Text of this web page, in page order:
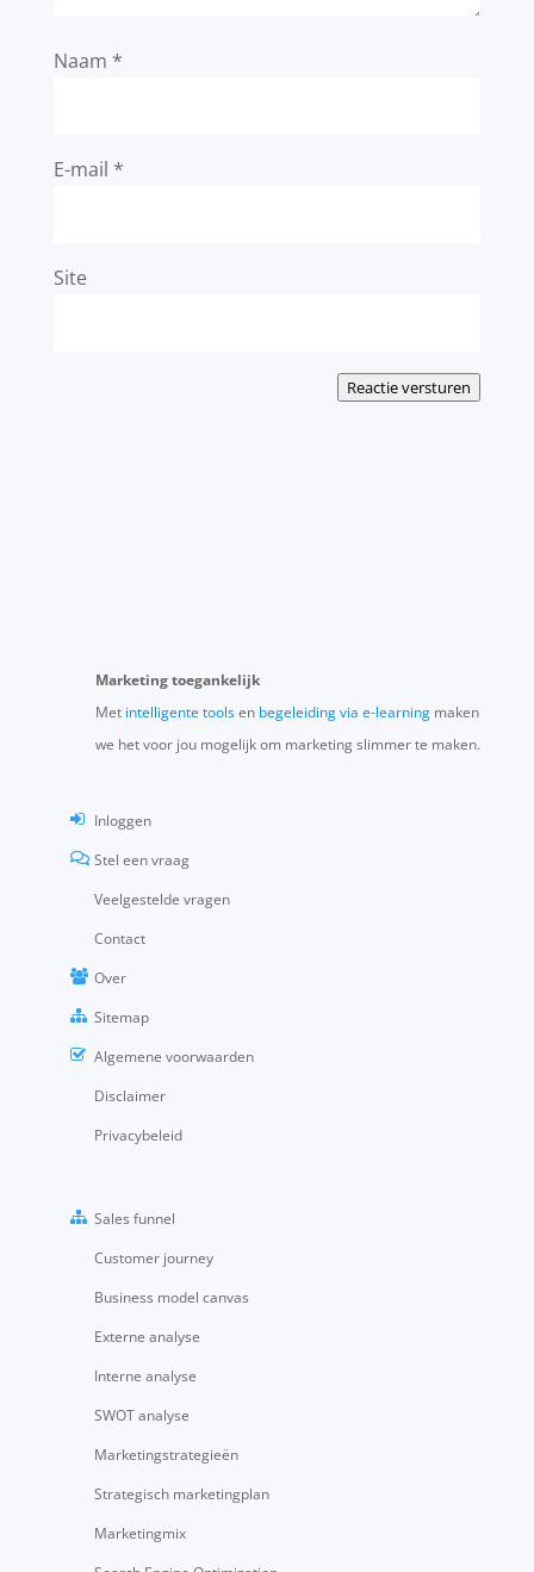
Naam *
E-mail *
Site
Reactie versturen
Marketing toegankelijk
Met intelligente toolsen begeleiding via e-learningmaken
we het voor jou mogelijk om marketing slimmer te maken.
Inloggen
Stel een vraag
Veelgestelde vragen
Contact
Over
Sitemap
Algemene voorwaarden
Disclaimer
Privacybeleid
Sales funnel
Customer journey
Business model canvas
Externe analyse
Interne analyse
SWOT analyse
Marketingstrategieën
Strategisch marketingplan
Marketingmix